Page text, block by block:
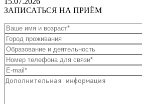
ЗАПИСАТЬСЯ НА ПРИЁМ